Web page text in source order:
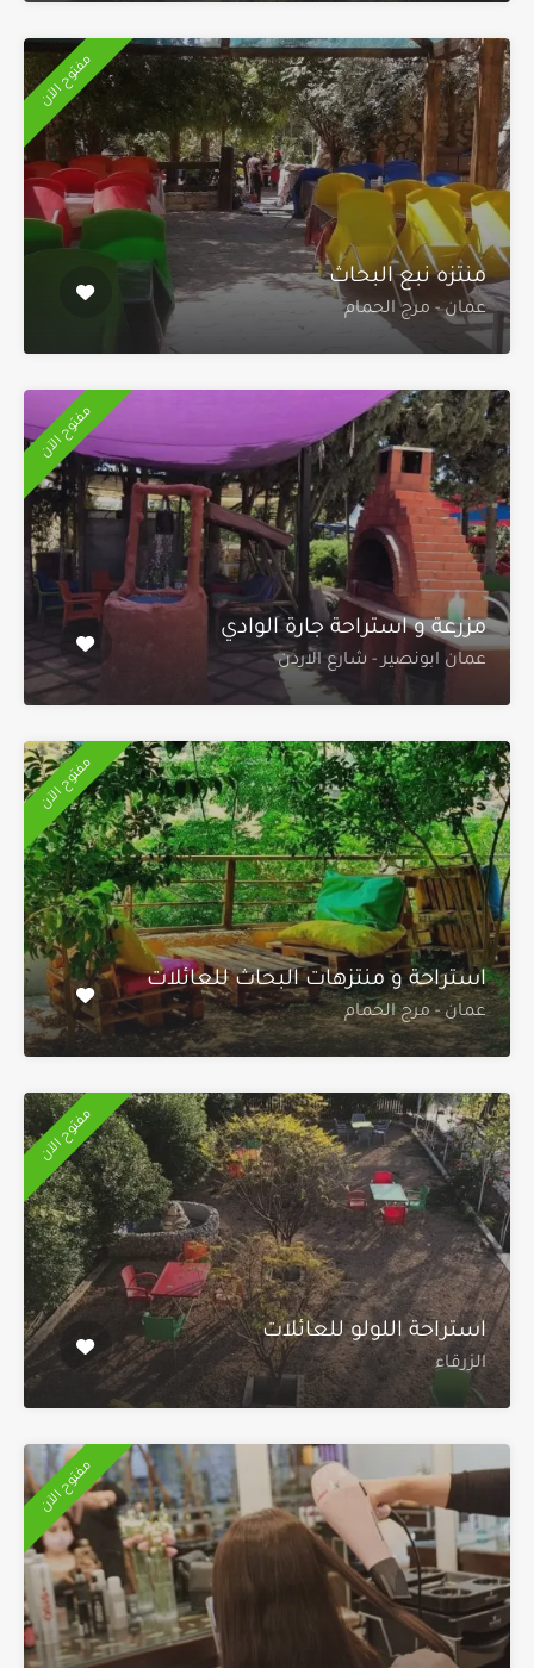
مفتوح الآن
منتزه نبع البحاث
عمان - مرج الحمام
مفتوح الآن
مزرعة و استراحة جارة الوادي
عمان ابونصير - شارع الاردن
مفتوح الآن
استراحة و منتزهات البحاث للعائلات
عمان - مرج الحمام
مفتوح الآن
استراحة اللولو للعائلات
الزرقاء
مفتوح الآن